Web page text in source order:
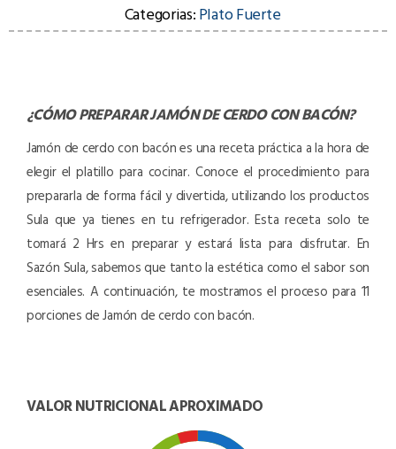
Categorias:Plato Fuerte
¿CÓMO PREPARARJAMÓN DE CERDO CON BACÓN?
Jamón de cerdo con bacón es una receta práctica a la hora de
elegir el platillo para cocinar. Conoce el procedimiento para
prepararla de forma fácil y divertida, utilizando los productos
Sula que ya tienes en tu refrigerador. Esta receta solo te
tomará 2 Hrs en preparar y estará lista para disfrutar. En
Sazón Sula, sabemos que tanto la estética como el sabor son
esenciales. A continuación, te mostramos el proceso para 11
porciones de Jamón de cerdo con bacón.
VALOR NUTRICIONAL APROXIMADO